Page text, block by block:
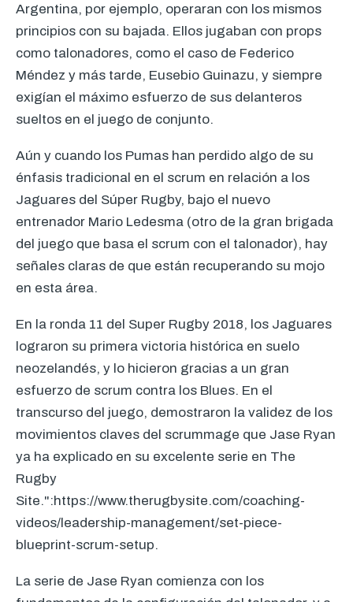
Argentina, por ejemplo, operaran con los mismos
principios con su bajada. Ellos jugaban con props
como talonadores, como el caso de Federico
Méndez y más tarde, Eusebio Guinazu, y siempre
exigían el máximo esfuerzo de sus delanteros
sueltos en el juego de conjunto.
Aún y cuando los Pumas han perdido algo de su
énfasis tradicional en el scrum en relación a los
Jaguares del Súper Rugby, bajo el nuevo
entrenador Mario Ledesma (otro de la gran brigada
del juego que basa el scrum con el talonador), hay
señales claras de que están recuperando su mojo
en esta área.
En la ronda 11 del Super Rugby 2018, los Jaguares
lograron su primera victoria histórica en suelo
neozelandés, y lo hicieron gracias a un gran
esfuerzo de scrum contra los Blues. En el
transcurso del juego, demostraron la validez de los
movimientos claves del scrummage que Jase Ryan
ya ha explicado en su excelente serie en The
Rugby
Site.":https://www.therugbysite.com/coaching-
videos/leadership-management/set-piece-
blueprint-scrum-setup.
La serie de Jase Ryan comienza con los